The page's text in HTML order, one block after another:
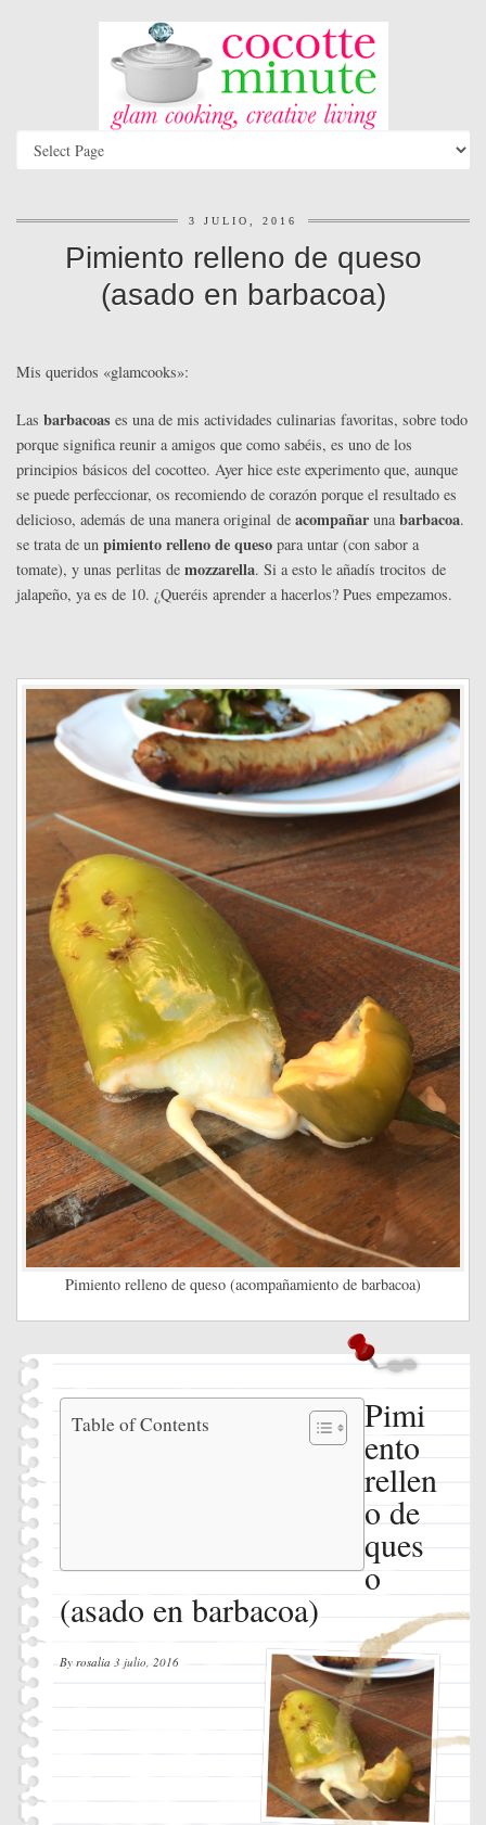
3 JULIO, 2016
Pimiento relleno de queso
(asado en barbacoa)
Mis queridos «glamcooks»:
Las barbacoas es una de mis actividades culinarias favoritas, sobre todo
porque significa reunir a amigos que como sabéis, es uno de los
principios básicos del cocotteo. Ayer hice este experimento que, aunque
se puede perfeccionar, os recomiendo de corazón porque el resultado es
delicioso, además de una manera original de acompañar unabarbacoa.
se trata de un pimiento relleno de queso para untar (con sabor a
tomate), y unas perlitas de mozzarella. Si a esto le añadís trocitos de
jalapeño, ya es de 10. ¿Queréis aprender a hacerlos? Pues empezamos.
Pimiento relleno de queso (acompañamiento de barbacoa)
Table of Contents
Pimiento
relleno
de queso
(asado en
barbacoa)
Ingredientes
Instrucciones
Pimi
ento
rellen
o de
ques
o
(asado en barbacoa)
By rosalia 3 julio, 2016